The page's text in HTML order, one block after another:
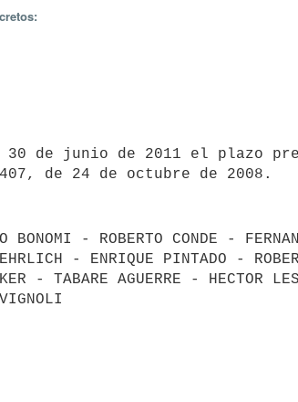
de 24 de octubre de 2008.
BONOMI - ROBERTO CONDE -
- ENRIQUE PINTADO -
- TABARE AGUERRE - HECTOR